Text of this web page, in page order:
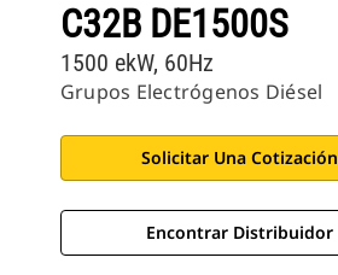
C32B DE1500S
Grupos Electrógenos Diésel
1500 ekW, 60Hz
Solicitar Una Cotización
Encontrar Distribuidor